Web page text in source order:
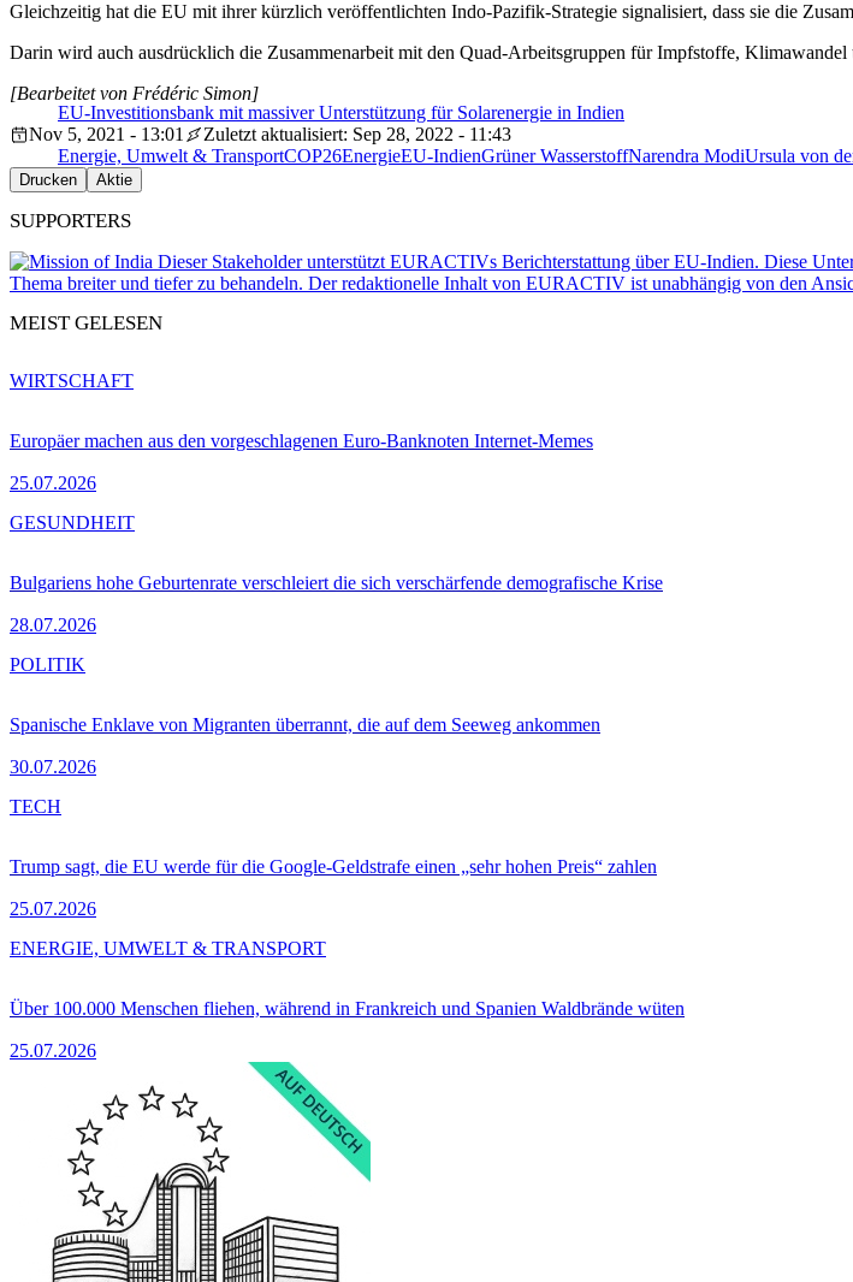
Gleichzeitig hat die EU mit ihrer kürzlich veröffentlichten Indo-Pazifik-Strategie signalisiert, dass sie die
Darin wird auch ausdrücklich die Zusammenarbeit mit den Quad-Arbeitsgruppen für Impfstoffe, Klimawandel
EU-Investitionsbank mit massiver Unterstützung für Solarenergie in Indien
[Bearbeitet von Frédéric Simon]
Nov 5, 2021 - 13:01
Zuletzt aktualisiert: Sep 28, 2022 - 11:43
Energie, Umwelt & TransportCOP26EnergieEU-IndienGrüner WasserstoffNarendra ModiUrsula von
Drucken Aktie
SUPPORTERS
Dieser Stakeholder unterstützt EURACTIVs Berichterstattung über EU-Indien. Diese
Thema breiter und tiefer zu behandeln. Der redaktionelle Inhalt von EURACTIV ist unabhängig von den
MEIST GELESEN
Europäer machen aus den vorgeschlagenen Euro-Banknoten Internet-Memes
25.07.2026
WIRTSCHAFT
Bulgariens hohe Geburtenrate verschleiert die sich verschärfende demografische Krise
28.07.2026
GESUNDHEIT
Spanische Enklave von Migranten überrannt, die auf dem Seeweg ankommen
30.07.2026
POLITIK
Trump sagt, die EU werde für die Google-Geldstrafe einen „sehr hohen Preis“ zahlen
25.07.2026
TECH
Über 100.000 Menschen fliehen, während in Frankreich und Spanien Waldbrände wüten
25.07.2026
ENERGIE, UMWELT & TRANSPORT